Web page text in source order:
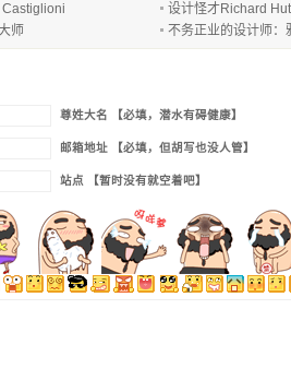
设计怪才Richard
师
不务正业的设计师
尊姓大名 【必填，潜水有碍健康】
邮箱地址 【必填，但胡写也没人管】
站点 【暂时没有就空着吧】